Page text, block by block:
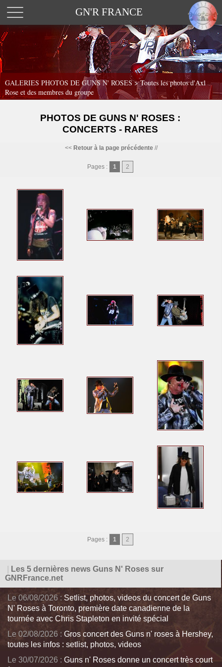
GN'R FRANCE
GALERIES PHOTOS DE GUNS N' ROSES >Toutes les photos d'Axl
Rose et des membres du groupe
PHOTOS DE GUNS N' ROSES :
CONCERTS - RARES
<< Retour à la page précédente//
Pages : 1 2
Pages : 1 2
Les 5 dernières news Guns N' Roses sur
GNRFrance.net
Le 06/08/2026 : Setlist, photos, videos du concert de Guns
N' Roses à Toronto, première date canadienne de la
tournée avec Chris Stapleton en invité spécial
Le 02/08/2026 : Gros concert des Guns n' roses à Hershey,
toutes les infos : setlist, photos, videos
Le 30/07/2026 : Guns n' Roses donne un concert très court